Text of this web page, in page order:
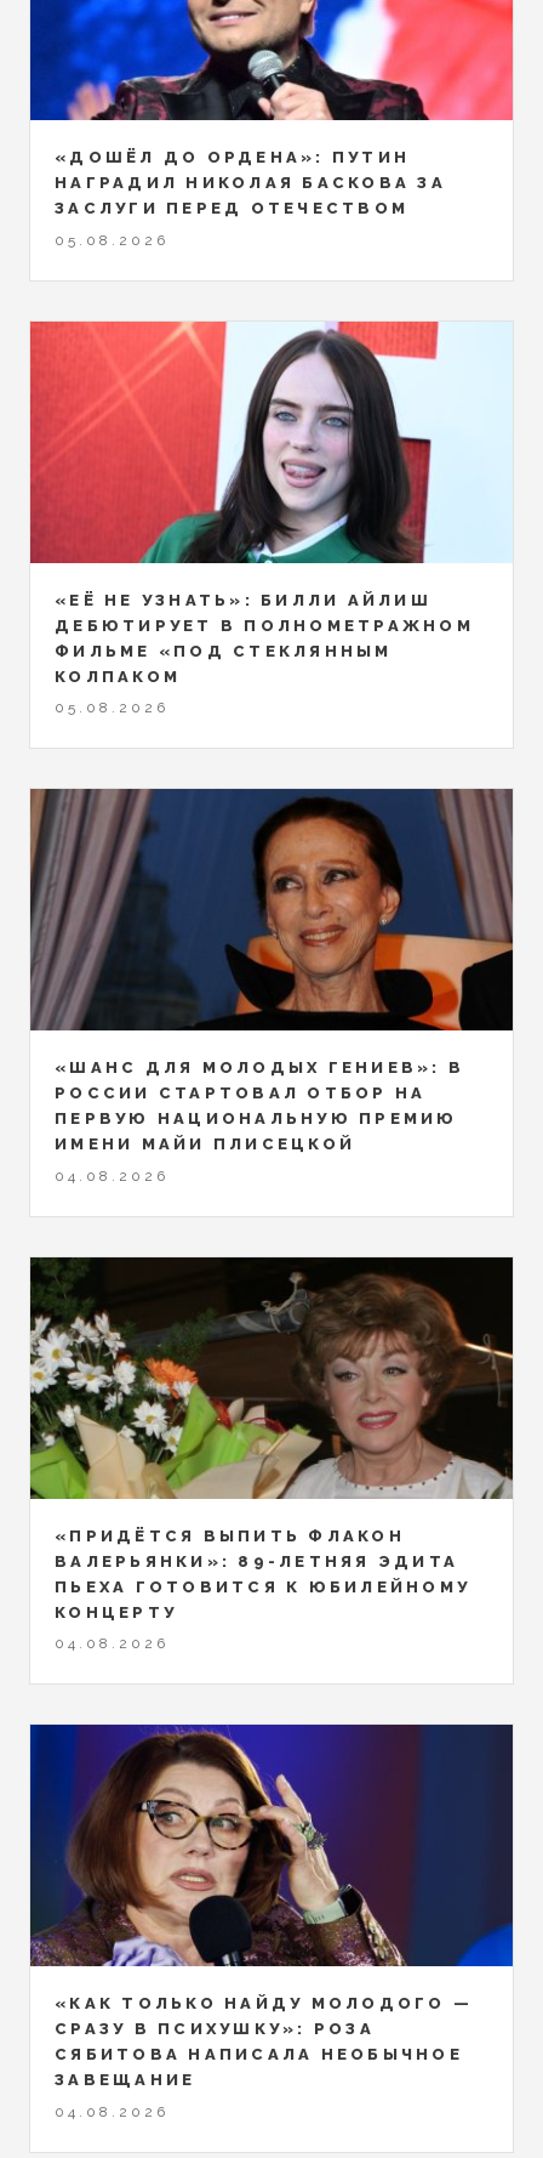
«ДОШЁЛ ДО ОРДЕНА»: ПУТИН
НАГРАДИЛ НИКОЛАЯ БАСКОВА ЗА
ЗАСЛУГИ ПЕРЕД ОТЕЧЕСТВОМ
05.08.2026
«ЕЁ НЕ УЗНАТЬ»: БИЛЛИ АЙЛИШ
ДЕБЮТИРУЕТ В ПОЛНОМЕТРАЖНОМ
ФИЛЬМЕ «ПОД СТЕКЛЯННЫМ
КОЛПАКОМ
05.08.2026
«ШАНС ДЛЯ МОЛОДЫХ ГЕНИЕВ»: В
РОССИИ СТАРТОВАЛ ОТБОР НА
ПЕРВУЮ НАЦИОНАЛЬНУЮ ПРЕМИЮ
ИМЕНИ МАЙИ ПЛИСЕЦКОЙ
04.08.2026
«ПРИДЁТСЯ ВЫПИТЬ ФЛАКОН
ВАЛЕРЬЯНКИ»: 89-ЛЕТНЯЯ ЭДИТА
ПЬЕХА ГОТОВИТСЯ К ЮБИЛЕЙНОМУ
КОНЦЕРТУ
04.08.2026
«КАК ТОЛЬКО НАЙДУ МОЛОДОГО —
СРАЗУ В ПСИХУШКУ»: РОЗА
СЯБИТОВА НАПИСАЛА НЕОБЫЧНОЕ
ЗАВЕЩАНИЕ
04.08.2026